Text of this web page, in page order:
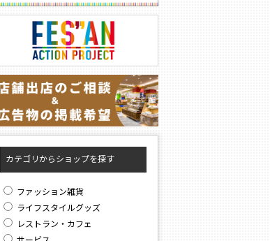
カテゴリからショップを探す
ファッション雑貨
ライフスタイルグッズ
レストラン・カフェ